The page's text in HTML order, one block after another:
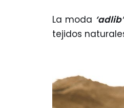
La moda ‘adlib’
tejidos